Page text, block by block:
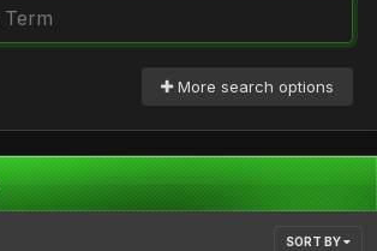
More search options
SORT BY